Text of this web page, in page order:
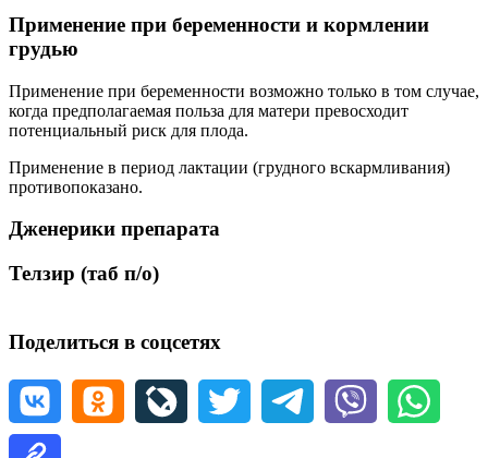
Применение при беременности и кормлении
грудью
Применение при беременности возможно только в том случае,
когда предполагаемая польза для матери превосходит
потенциальный риск для плода.
Применение в период лактации (грудного вскармливания)
противопоказано.
Дженерики препарата
Телзир (таб п/о)
Поделиться в соцсетях